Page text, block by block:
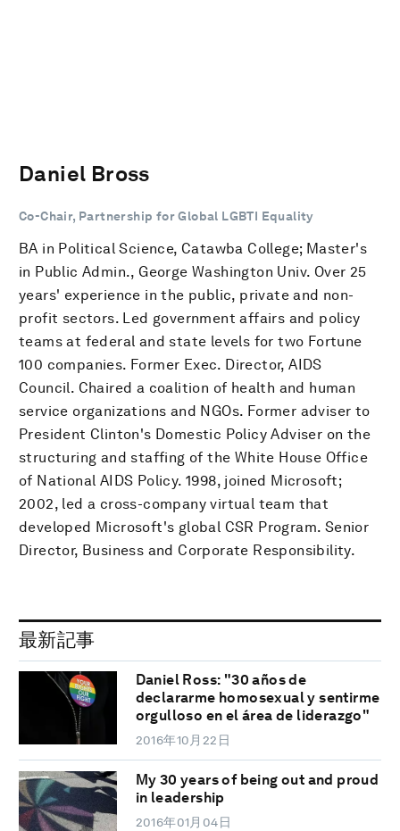
Daniel Bross
Co-Chair, Partnership for Global LGBTI Equality
BA in Political Science, Catawba College; Master's
in Public Admin., George Washington Univ. Over 25
years' experience in the public, private and non-
profit sectors. Led government affairs and policy
teams at federal and state levels for two Fortune
100 companies. Former Exec. Director, AIDS
Council. Chaired a coalition of health and human
service organizations and NGOs. Former adviser to
President Clinton's Domestic Policy Adviser on the
structuring and staffing of the White House Office
of National AIDS Policy. 1998, joined Microsoft;
2002, led a cross-company virtual team that
developed Microsoft's global CSR Program. Senior
Director, Business and Corporate Responsibility.
最新記事
Daniel Ross: "30 años de
declararme homosexual y sentirme
orgulloso en el área de liderazgo"
2016年10月22日
My 30 years of being out and proud
in leadership
2016年01月04日